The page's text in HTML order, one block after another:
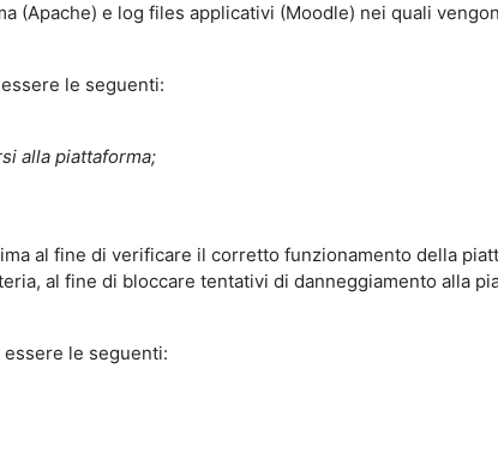
(Apache) e log files applicativi (Moodle) nei quali
le seguenti:
alla piattaforma;
al fine di verificare il corretto funzionamento della
al fine di bloccare tentativi di danneggiamento alla
le seguenti: